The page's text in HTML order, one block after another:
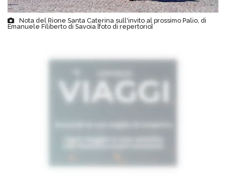
Nota del Rione Santa Caterina sull'invito al prossimo Palio, di
Emanuele Filiberto di Savoia [foto di repertorio]